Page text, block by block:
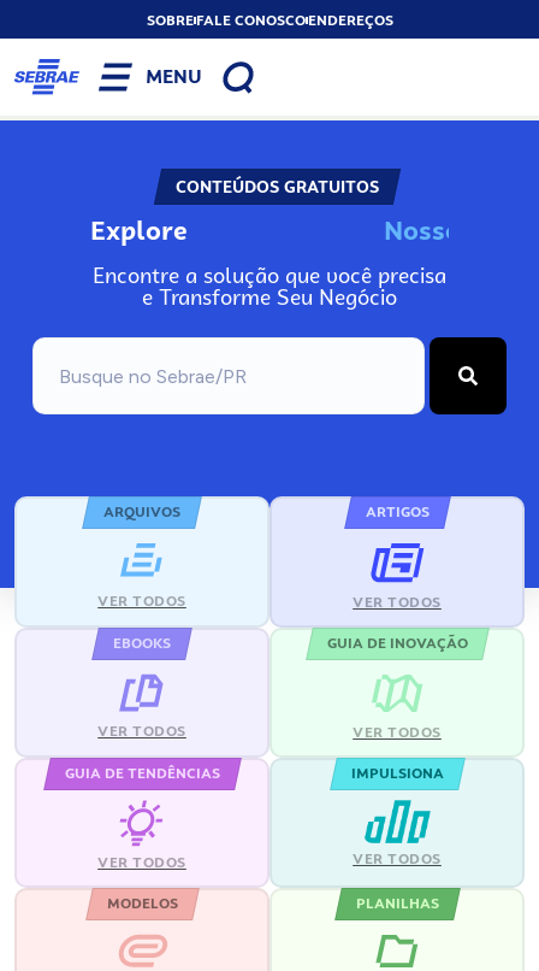
SOBREFALE CONOSCOENDEREÇOS
MENU
CONTEÚDOS GRATUITOS
Explore Nosso
Encontre a solução que você precisa
e Transforme Seu Negócio
ARQUIVOS
VER TODOS
ARTIGOS
VER TODOS
EBOOKS
VER TODOS
GUIA DE INOVAÇÃO
VER TODOS
GUIA DE TENDÊNCIAS
VER TODOS
IMPULSIONA
VER TODOS
MODELOS PLANILHAS